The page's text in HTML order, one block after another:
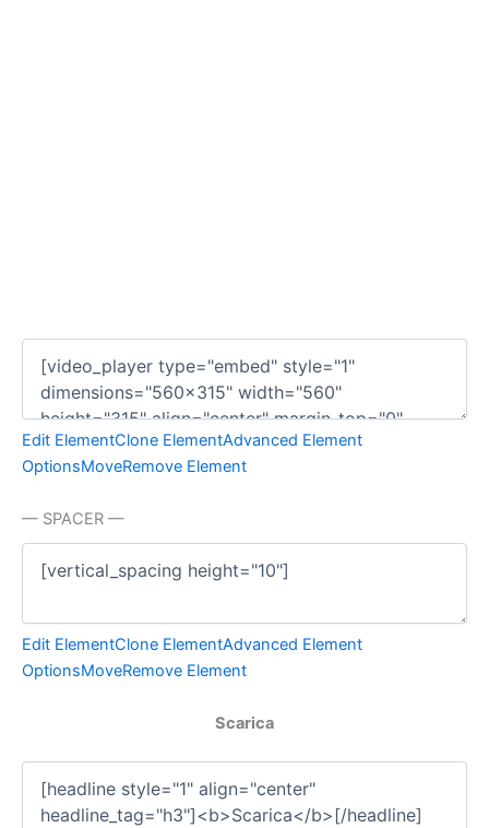
Edit ElementClone ElementAdvanced Element
OptionsMoveRemove Element
— SPACER —
Edit ElementClone ElementAdvanced Element
OptionsMoveRemove Element
Scarica